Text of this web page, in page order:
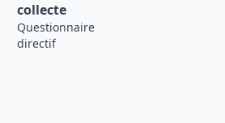
collecte
Questionnaire
directif